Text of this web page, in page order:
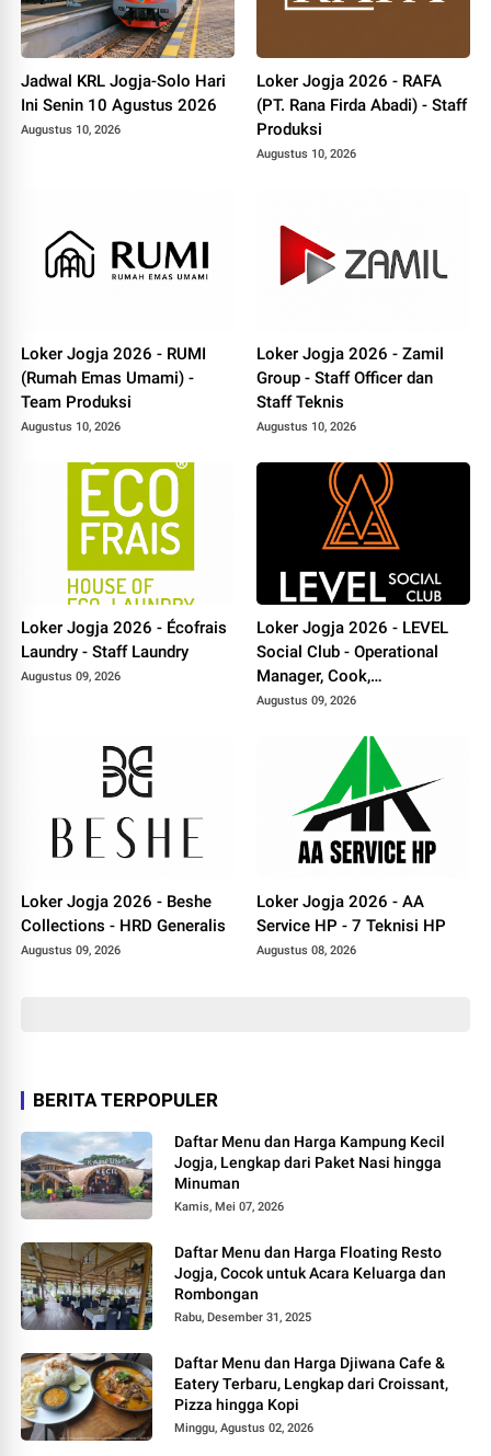
Jadwal KRL Jogja-Solo Hari
Ini Senin 10 Agustus 2026
Augustus 10, 2026
Loker Jogja 2026 - RAFA
(PT. Rana Firda Abadi) - Staff
Produksi
Augustus 10, 2026
Loker Jogja 2026 - RUMI
(Rumah Emas Umami) -
Team Produksi
Augustus 10, 2026
Loker Jogja 2026 - Zamil
Group - Staff Officer dan
Staff Teknis
Augustus 10, 2026
Loker Jogja 2026 - Écofrais
Laundry - Staff Laundry
Augustus 09, 2026
Loker Jogja 2026 - LEVEL
Social Club - Operational
Manager, Cook,
Housekeeping
Augustus 09, 2026
Loker Jogja 2026 - Beshe
Collections - HRD Generalis
Augustus 09, 2026
Loker Jogja 2026 - AA
Service HP - 7 Teknisi HP
Augustus 08, 2026
BERITA TERPOPULER
Daftar Menu dan Harga Kampung Kecil
Jogja, Lengkap dari Paket Nasi hingga
Minuman
Kamis, Mei 07, 2026
Daftar Menu dan Harga Floating Resto
Jogja, Cocok untuk Acara Keluarga dan
Rombongan
Rabu, Desember 31, 2025
Daftar Menu dan Harga Djiwana Cafe &
Eatery Terbaru, Lengkap dari Croissant,
Pizza hingga Kopi
Minggu, Agustus 02, 2026